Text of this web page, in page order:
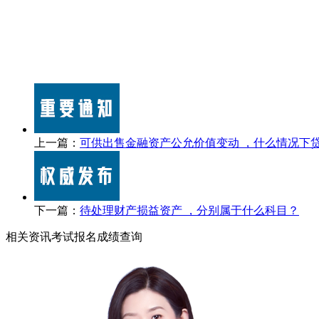
上一篇： 可供出售金融资产公允价值变动 ，什么情况下
下一篇： 待处理财产损益资产 ，分别属于什么科目？
相关资讯考试报名 成绩查询